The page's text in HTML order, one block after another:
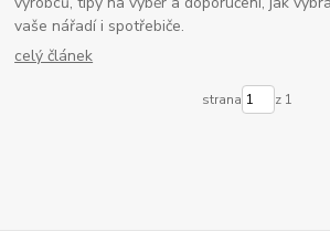
vaše nářadí i spotřebiče.
celý článek
strana z 1